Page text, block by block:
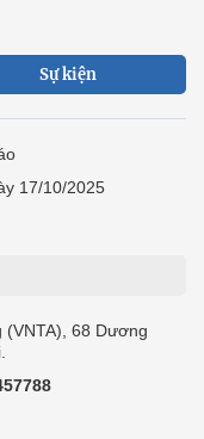
Sự kiện
17/10/2025
(VNTA), 68 Dương